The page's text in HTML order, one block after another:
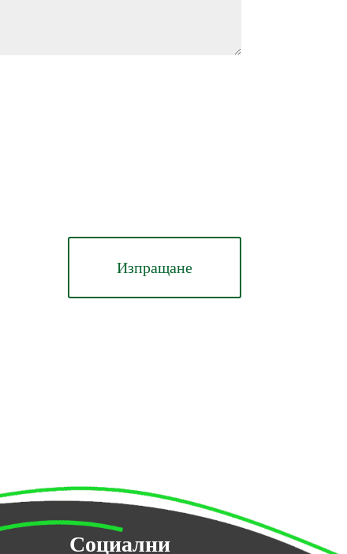
Изпращане
Социални